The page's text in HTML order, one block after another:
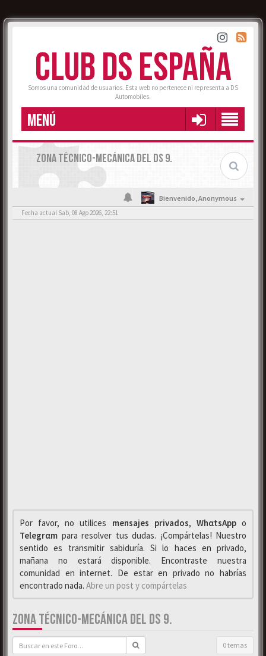
CLUB DS ESPAÑA
Somos una comunidad de usuarios. Esta web no pertenece ni representa a DS
Automobiles.
MENÚ
ZONA TÉCNICO-MECÁNICA DEL DS 9.
Bienvenido,Anonymous
Fecha actual Sab, 08 Ago 2026, 22:51
Por favor, no utilices mensajes privados, WhαtsAppo
Telegrαm para resolver tus dudas. ¡Compártelas! Nuestro
sentido es transmitir sabiduría. Si lo haces en privado,
mañana no estará disponible. Encontraste nuestra
comunidad en internet. De estar en privado no habrías
encontrado nada. Abre un post y compártelas
ZONA TÉCNICO-MECÁNICA DEL DS 9.
0 temas